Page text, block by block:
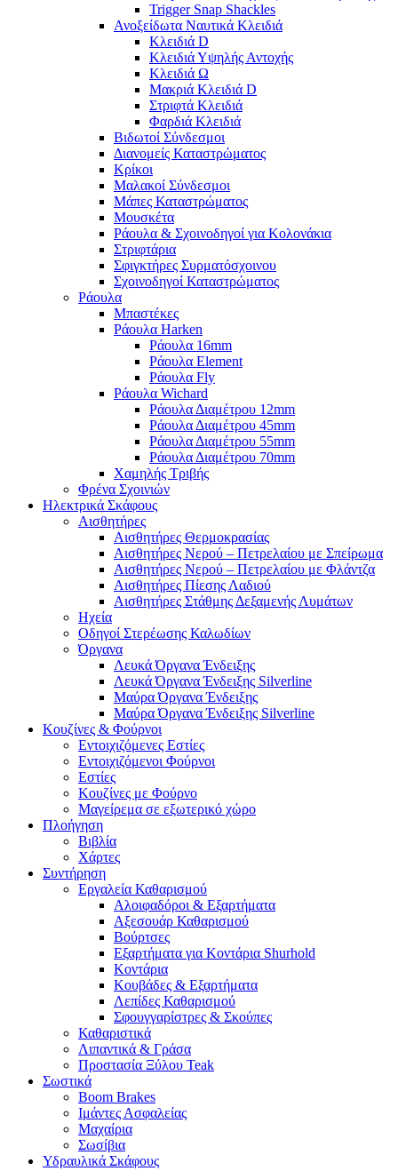
Trigger Snap Shackles
Ανοξείδωτα Ναυτικά Κλειδιά
Κλειδιά D
Κλειδιά Υψηλής Αντοχής
Κλειδιά Ω
Μακριά Κλειδιά D
Στριφτά Κλειδιά
Φαρδιά Κλειδιά
Βιδωτοί Σύνδεσμοι
Διανομείς Καταστρώματος
Κρίκοι
Μαλακοί Σύνδεσμοι
Μάπες Καταστρώματος
Μουσκέτα
Ράουλα & Σχοινοδηγοί για Κολονάκια
Στριφτάρια
Σφιγκτήρες Συρματόσχοινου
Σχοινοδηγοί Καταστρώματος
Ράουλα
Μπαστέκες
Ράουλα Harken
Ράουλα 16mm
Ράουλα Element
Ράουλα Fly
Ράουλα Wichard
Ράουλα Διαμέτρου 12mm
Ράουλα Διαμέτρου 45mm
Ράουλα Διαμέτρου 55mm
Ράουλα Διαμέτρου 70mm
Χαμηλής Τριβής
Φρένα Σχοινιών
Ηλεκτρικά Σκάφους
Αισθητήρες
Αισθητήρες Θερμοκρασίας
Αισθητήρες Νερού – Πετρελαίου με Σπείρωμα
Αισθητήρες Νερού – Πετρελαίου με Φλάντζα
Αισθητήρες Πίεσης Λαδιού
Αισθητήρες Στάθμης Δεξαμενής Λυμάτων
Ηχεία
Οδηγοί Στερέωσης Καλωδίων
Όργανα
Λευκά Όργανα Ένδειξης
Λευκά Όργανα Ένδειξης Silverline
Μαύρα Όργανα Ένδειξης
Μαύρα Όργανα Ένδειξης Silverline
Κουζίνες & Φούρνοι
Εντοιχιζόμενες Εστίες
Εντοιχιζόμενοι Φούρνοι
Εστίες
Κουζίνες με Φούρνο
Μαγείρεμα σε εξωτερικό χώρο
Πλοήγηση
Βιβλία
Χάρτες
Συντήρηση
Εργαλεία Καθαρισμού
Αλοιφαδόροι & Εξαρτήματα
Αξεσουάρ Καθαρισμού
Βούρτσες
Εξαρτήματα για Κοντάρια Shurhold
Κοντάρια
Κουβάδες & Εξαρτήματα
Λεπίδες Καθαρισμού
Σφουγγαρίστρες & Σκούπες
Καθαριστικά
Λιπαντικά & Γράσα
Προστασία Ξύλου Teak
Σωστικά
Boom Brakes
Ιμάντες Ασφαλείας
Μαχαίρια
Σωσίβια
Υδραυλικά Σκάφους